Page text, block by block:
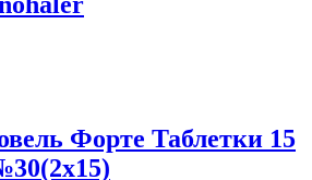
Форте Таблетки 15